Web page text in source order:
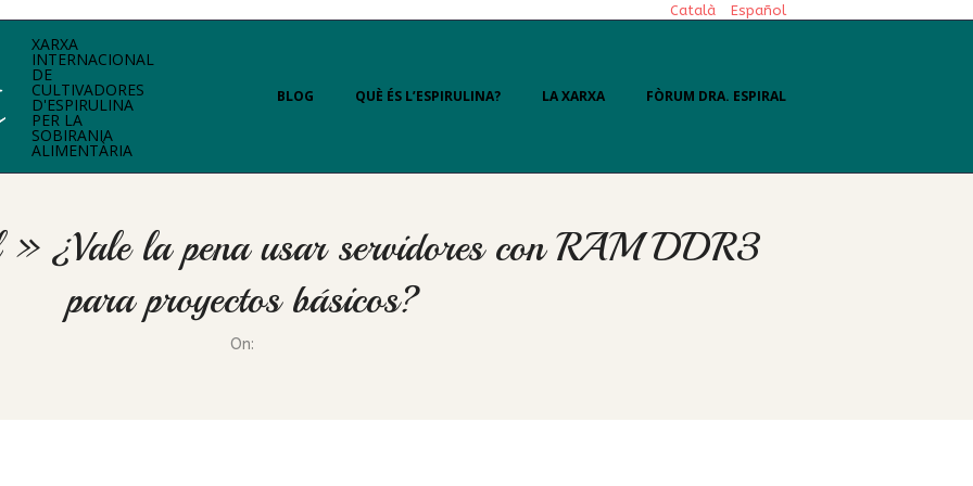
Català Español
XARXA
INTERNACIONAL
DE
CULTIVADORES
D'ESPIRULINA
PER LA
SOBIRANIA
ALIMENTÀRIA
Navigation
BLOG QUÈ ÉS L’ESPIRULINA? LA XARXA FÒRUM DRA. ESPIRAL
» ¿Vale la pena usar servidores con RAM DDR3
para proyectos básicos?
On: